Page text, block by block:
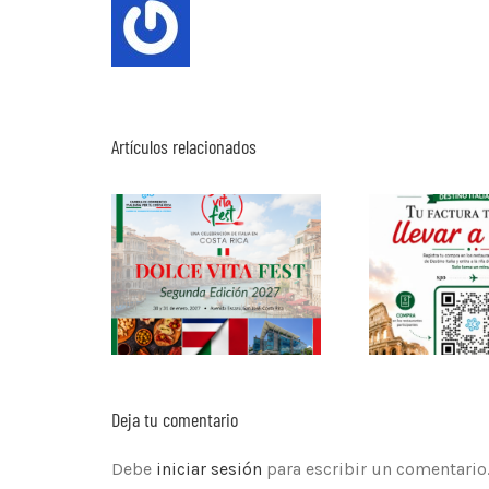
Artículos relacionados
Deja tu comentario
Debe iniciar sesión para escribir un comentario.